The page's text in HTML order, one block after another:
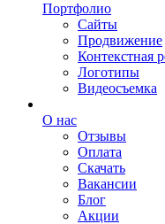
Портфолио
Сайты
Продвижение
Контекстная
Логотипы
Видеосъемка
О нас
Отзывы
Оплата
Скачать
Вакансии
Блог
Акции